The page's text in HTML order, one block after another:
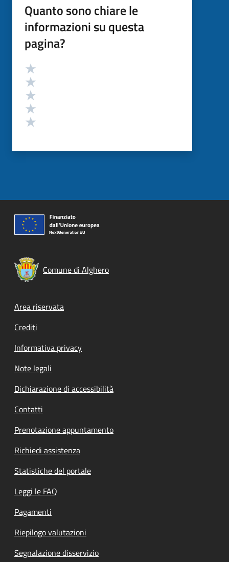
Quanto sono chiare le
informazioni su questa
pagina?
Valutazione
Comune di Alghero
Footer menu
Area riservata
Crediti
Informativa privacy
Note legali
Dichiarazione di accessibilità
Contatti
Prenotazione appuntamento
Richiedi assistenza
Statistiche del portale
Leggi le FAQ
Pagamenti
Riepilogo valutazioni
Segnalazione disservizio